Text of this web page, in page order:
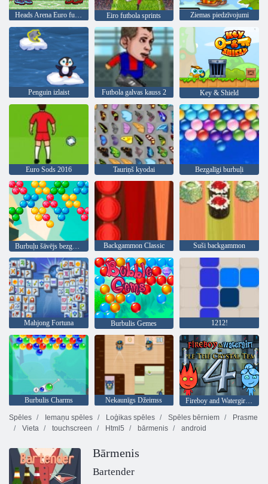
Heads Arena Euro futbols Eiro futbola sprints Ziemas piedzīvojumi
Penguin izlaist Futbola galvas kauss 2 Key & Shield
Euro Sods 2016 Tauriņš kyodai Bezgalīgi burbuļi
Burbuļu šāvējs bezgalīgs Backgammon Classic Suši backgammon
Mahjong Fortuna Burbulis Gemes 1212!
Burbulis Charms Nekaunīgs Džeimss
Fireboy and Watergirl 4: Kristāla templis
Spēles
Iemaņu spēles Loģikas spēles Spēles bērniem
Prasme
Vieta
touchscreen Html5 bārmenis android
Bārmenis
Bartender